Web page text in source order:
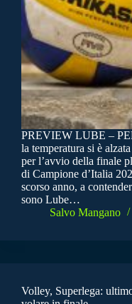
PREVIEW LUBE –
la temperatura si è
per l’avvio della finale
di Campione d’Italia
scorso anno, a
sono Lube…
Salvo Mangano
Volley, Superlega: